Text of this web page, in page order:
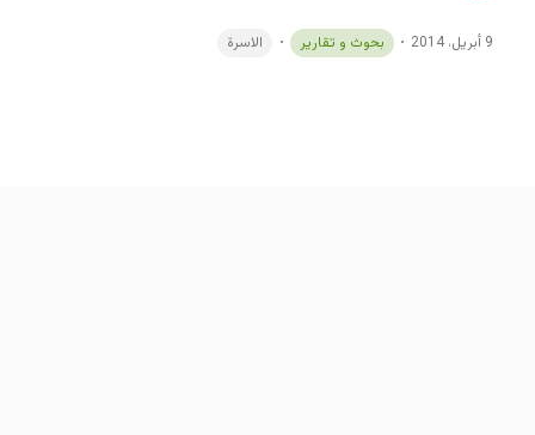
9 أبريل، 2014 بحوث و تقارير الاسرة